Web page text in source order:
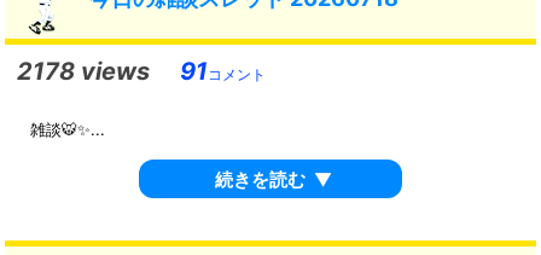
2178 views 91コメント
雑談🐯✨...
続きを読む ▼